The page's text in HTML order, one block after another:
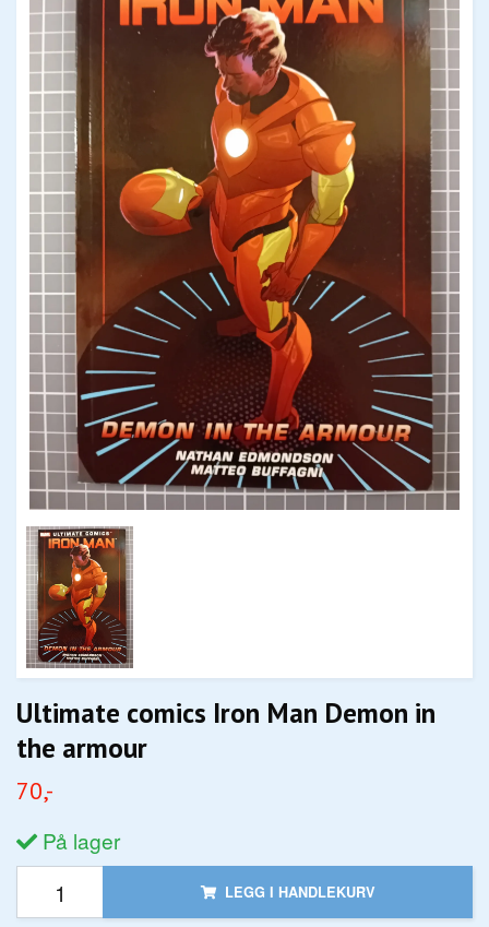
Ultimate comics Iron Man Demon in
the armour
70,-
På lager
LEGG I HANDLEKURV